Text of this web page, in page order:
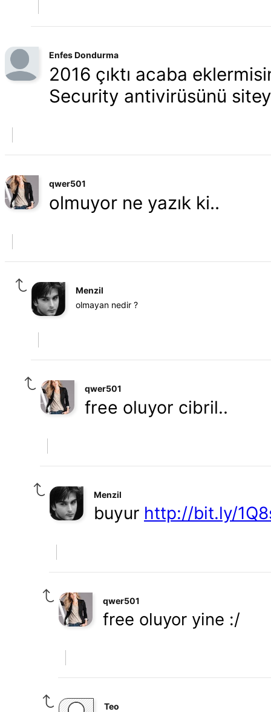
Enfes Dondurma
2016 çıktı acaba
Security antivirüsünü
qwer501
olmuyor ne yazık ki..
Menzil
olmayan nedir ?
qwer501
free oluyor cibril..
Menzil
buyur http://bit.ly/
qwer501
free oluyor yine :/
Teo